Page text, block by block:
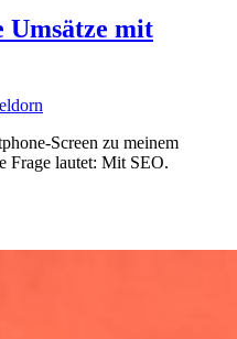
Umsätze mit
Screen zu meinem
Frage lautet: Mit SEO.